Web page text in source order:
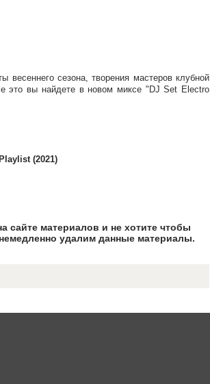
весеннего сезона, творения мастеров клубной
это вы найдете в новом миксе "DJ Set Electro
(2021)
сайте материалов и не хотите чтобы
удалим данные материалы.